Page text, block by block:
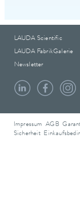
LAUDA Scientific
LAUDA FabrikGalerie
Newsletter
Impressum AGB
Sicherheit